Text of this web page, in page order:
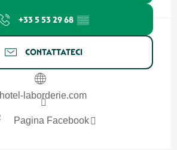
+33 5 53 29 68 ▒▒
CONTATTATECI
hotel-laborderie.com
Pagina Facebook